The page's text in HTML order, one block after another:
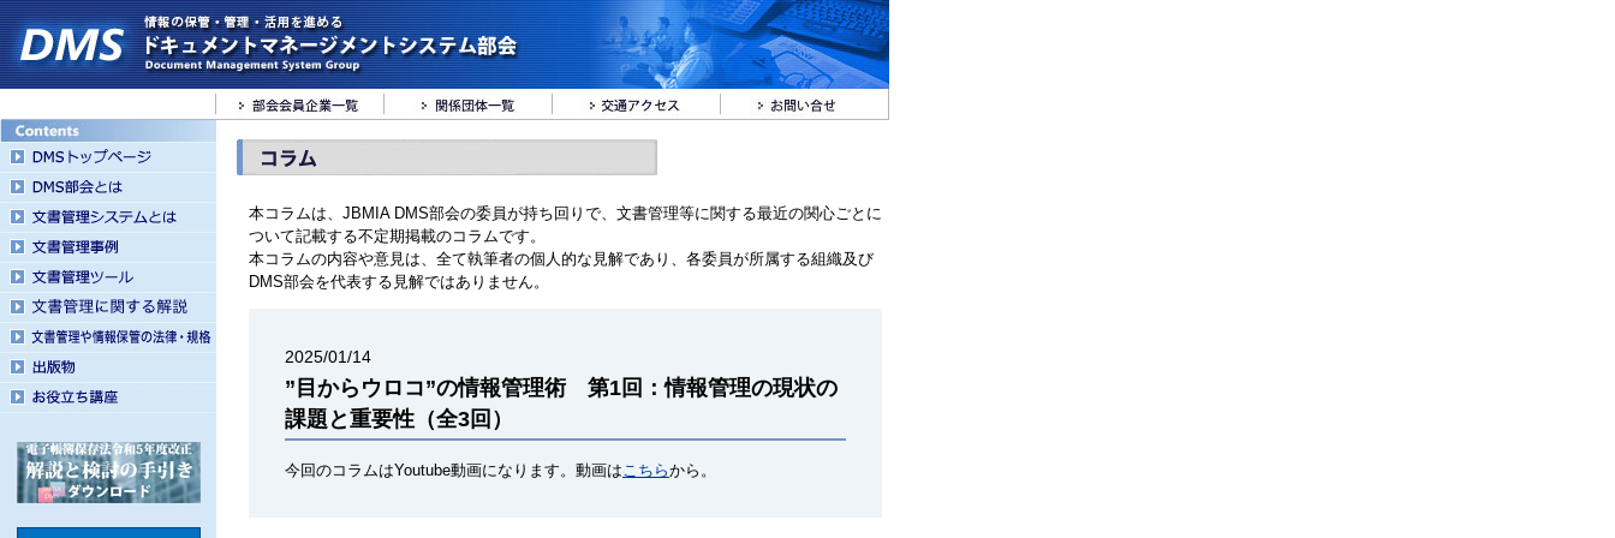
本コラムは、JBMIA DMS部会の委員が持ち回りで、文書管理等に関する最近の関心ごとに
ついて記載する不定期掲載のコラムです。
本コラムの内容や意見は、全て執筆者の個人的な見解であり、各委員が所属する組織及び
DMS部会を代表する見解ではありません。
2025/01/14
”目からウロコ”の情報管理術 第1回：情報管理の現状の
課題と重要性（全3回）
今回のコラムはYoutube動画になります。動画はこちらから。